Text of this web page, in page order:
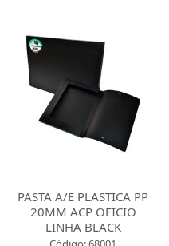
PASTA A/E PLASTICA PP
20MM ACP OFICIO
LINHA BLACK